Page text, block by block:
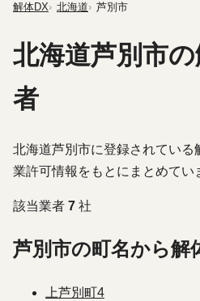
解体DX 北海道 芦別市
北海道芦別市
者
北海道芦別市に登録されている
業許可情報をもとにまとめてい
該当業者 7 社
芦別市の町名から解
上芦別町4